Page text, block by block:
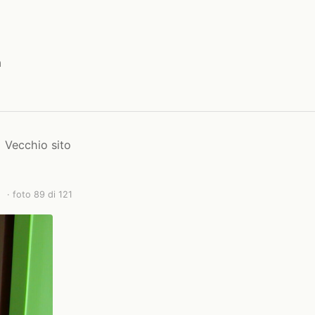
Vecchio sito
· foto 89 di 121